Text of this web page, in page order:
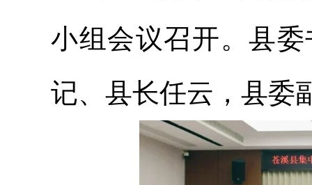
小组会议召开。县
记、县长任云，县委